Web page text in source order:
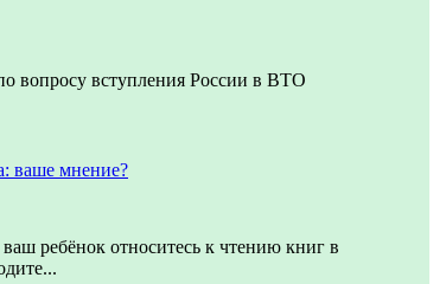
вопросу вступления России в ВТО
ваше мнение?
ребёнок относитесь к чтению книг в